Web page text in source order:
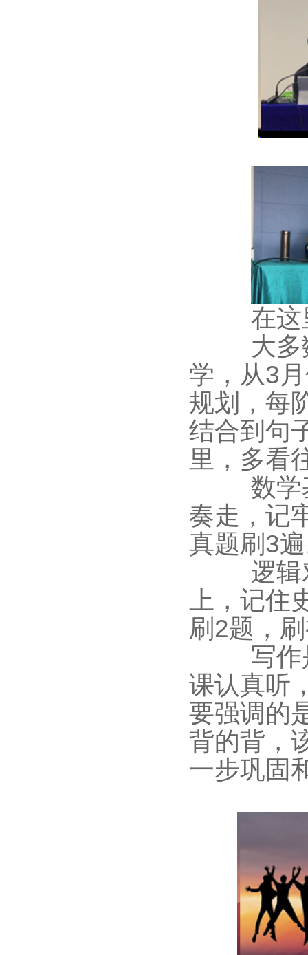
在
大
学，从3
规划，每
结合到句
里，多看
数
奏走，记
真题刷 3
逻
上，记
刷 2题，
写
课认真听
要强调的
背的背，
一步巩固